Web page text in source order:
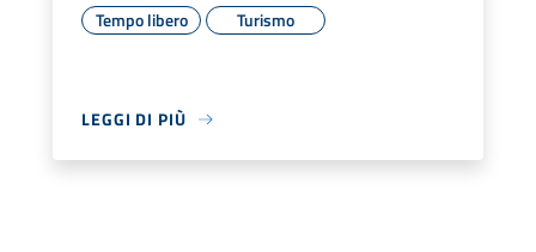
Tempo libero
Turismo
LEGGI DI PIÙ